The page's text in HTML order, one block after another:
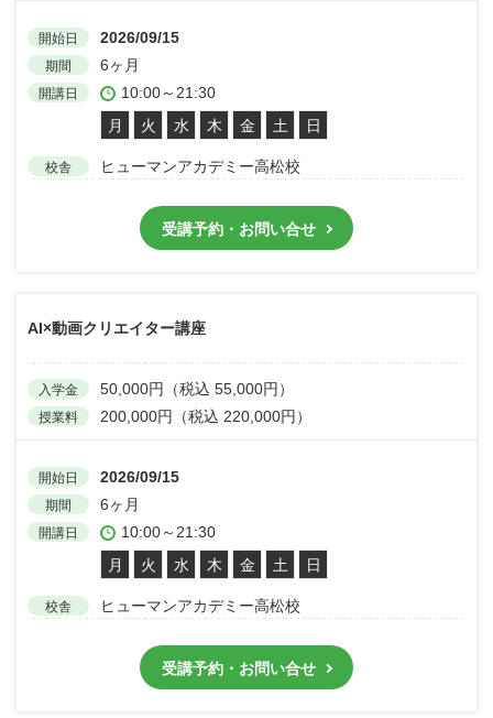
開始日 2026/09/15
期間 6ヶ月
開講日
10:00～21:30
月
火 水 木 金 土 日
校舎 ヒューマンアカデミー高松校
受講予約・お問い合せ
AI×動画クリエイター講座
入学金 50,000円（税込 55,000円）
授業料 200,000円（税込 220,000円）
開始日 2026/09/15
期間 6ヶ月
開講日
10:00～21:30
月
火 水 木 金 土 日
校舎 ヒューマンアカデミー高松校
受講予約・お問い合せ